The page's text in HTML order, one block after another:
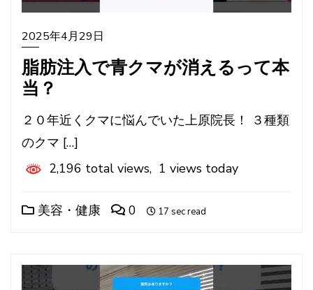
2025年4月29日
脂肪注入で青クマが消えるって本
当？
２０年近くクマに悩んでいた上原院長！ ３種類
のクマ […]
2,196 total views, 1 views today
美容・健康 0 17 sec read